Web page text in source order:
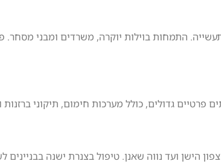
התמחות בוילות יוקרה, משרדים ומבני מסחר.
פרטיים גדולים, כולל מערכות חימום, תיקוני
הישן ועד נווה שאנן. טיפול בצנרת ישנה